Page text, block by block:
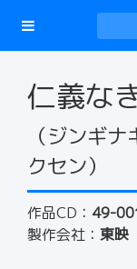
仁義な
（ジンギ
クセン）
作品CD： 49-
製作会社： 東映